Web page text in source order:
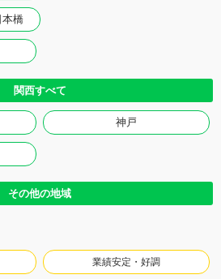
本橋
関西すべて
神戸
その他の地域
業績安定・好調